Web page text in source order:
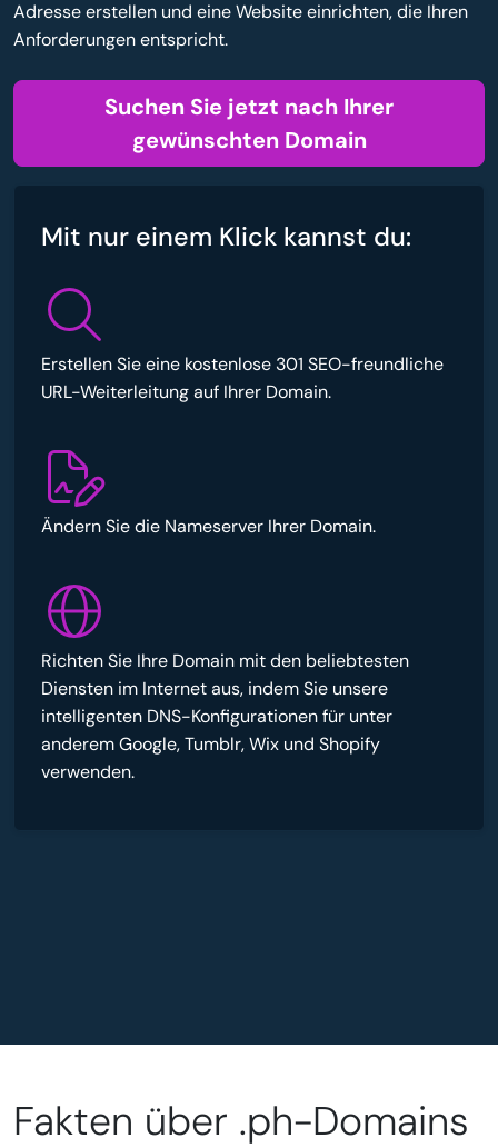
Adresse erstellen und eine Website einrichten, die Ihren
Anforderungen entspricht.
Suchen Sie jetzt nach Ihrer
gewünschten Domain
Mit nur einem Klick kannst du:
Erstellen Sie eine kostenlose 301 SEO-freundliche
URL-Weiterleitung auf Ihrer Domain.
Ändern Sie die Nameserver Ihrer Domain.
Richten Sie Ihre Domain mit den beliebtesten
Diensten im Internet aus, indem Sie unsere
intelligenten DNS-Konfigurationen für unter
anderem Google, Tumblr, Wix und Shopify
verwenden.
Fakten über .ph-Domains